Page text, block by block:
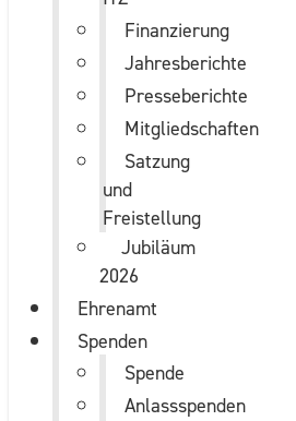
Finanzierung
Jahresberichte
Presseberichte
Mitgliedschaften
Satzung
und
Freistellung
Jubiläum
2026
Ehrenamt
Spenden
Spende
Anlassspenden